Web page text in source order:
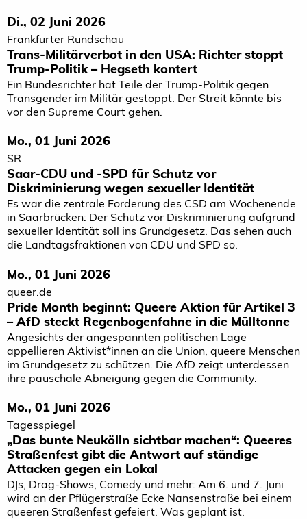
Di., 02 Juni 2026
Frankfurter Rundschau
Trans-Militärverbot in den USA: Richter stoppt
Trump-Politik – Hegseth kontert
Ein Bundesrichter hat Teile der Trump-Politik gegen
Transgender im Militär gestoppt. Der Streit könnte bis
vor den Supreme Court gehen.
Mo., 01 Juni 2026
SR
Saar-CDU und -SPD für Schutz vor
Diskriminierung wegen sexueller Identität
Es war die zentrale Forderung des CSD am Wochenende
in Saarbrücken: Der Schutz vor Diskriminierung aufgrund
sexueller Identität soll ins Grundgesetz. Das sehen auch
die Landtagsfraktionen von CDU und SPD so.
Mo., 01 Juni 2026
queer.de
Pride Month beginnt: Queere Aktion für Artikel 3
– AfD steckt Regenbogen­fahne in die Mülltonne
Angesichts der angespannten politischen Lage
appellieren Aktivist*innen an die Union, queere Menschen
im Grundgesetz zu schützen. Die AfD zeigt unterdessen
ihre pauschale Abneigung gegen die Community.
Mo., 01 Juni 2026
Tagesspiegel
„Das bunte Neukölln sichtbar machen“: Queeres
Straßenfest gibt die Antwort auf ständige
Attacken gegen ein Lokal
DJs, Drag-Shows, Comedy und mehr: Am 6. und 7. Juni
wird an der Pflügerstraße Ecke Nansenstraße bei einem
queeren Straßenfest gefeiert. Was geplant ist.